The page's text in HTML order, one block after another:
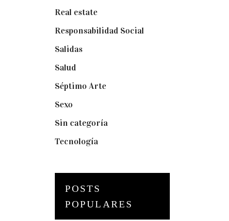
Real estate(7)
Responsabilidad Social
Salidas(16)
Salud
Séptimo Arte(40)
Sexo
Sin categoría(2)
Tecnología(3)
POSTS
POPULARES